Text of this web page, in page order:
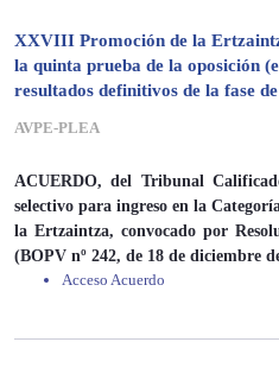
XXVIII Promoción de la
la quinta prueba de la oposición
resultados definitivos de la fase
AVPE-PLEA
ACUERDO, del Tribunal
selectivo para ingreso en la
la Ertzaintza, convocado por
(BOPV nº 242, de 18 de diciembre
Acceso Acuerdo